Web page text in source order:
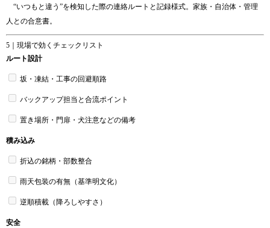
“いつもと違う”を検知した際の連絡ルートと記録様式。家族・自治体・管理
人との合意書。
5｜現場で効くチェックリスト
ルート設計
坂・凍結・工事の回避順路
バックアップ担当と合流ポイント
置き場所・門扉・犬注意などの備考
積み込み
折込の銘柄・部数整合
雨天包装の有無（基準明文化）
逆順積載（降ろしやすさ）
安全